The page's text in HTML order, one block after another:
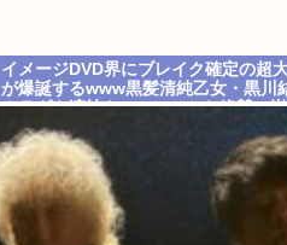
イメージDVD界にブレイク確定の超
が爆誕するwww黒髪清純乙女・黒川
カラダも演技もIVファンから絶賛の
女作「初結」の動画＆画像まとめ！！